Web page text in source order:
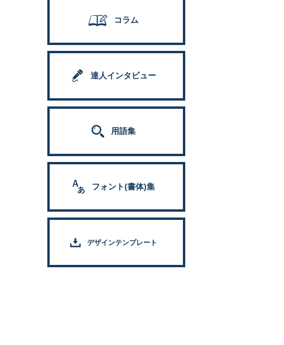
コラム
達人インタビュー
用語集
フォント(書体)集
デザインテンプレート